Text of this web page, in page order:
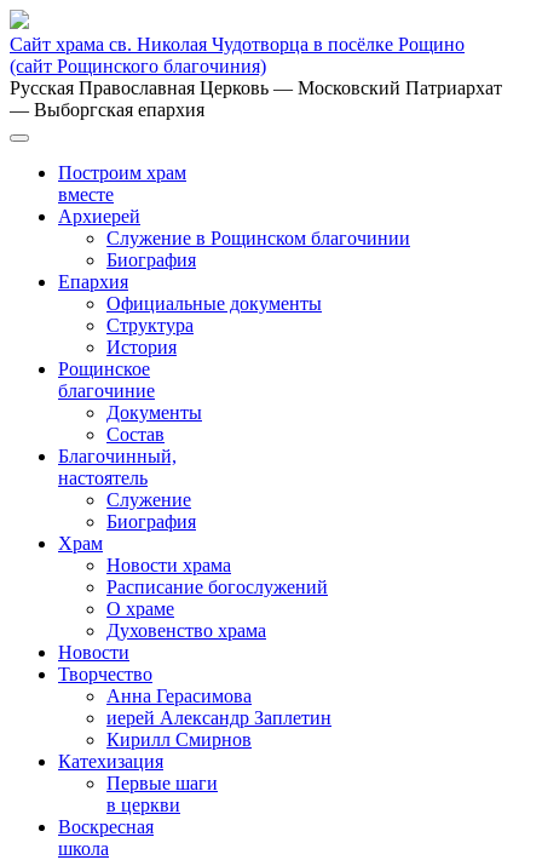
Сайт храма св. Николая Чудотворца в посёлке Рощино
(сайт Рощинского благочиния)
Русская Православная Церковь — Московский Патриархат
— Выборгская епархия
Построим храм
вместе
Архиерей
Служение в Рощинском благочинии
Биография
Епархия
Официальные документы
Структура
История
Рощинское
благочиние
Документы
Состав
Благочинный,
настоятель
Служение
Биография
Храм
Новости храма
Расписание богослужений
О храме
Духовенство храма
Новости
Творчество
Анна Герасимова
иерей Александр Заплетин
Кирилл Смирнов
Катехизация
Первые шаги
в церкви
Воскресная
школа